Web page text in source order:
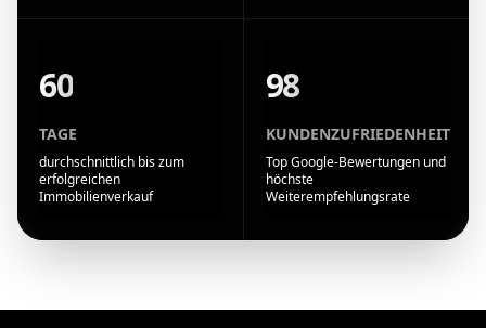
60
TAGE
durchschnittlich bis zum
erfolgreichen
Immobilienverkauf
98
KUNDENZUFRIEDENHEIT
Top Google-Bewertungen und
höchste
Weiterempfehlungsrate